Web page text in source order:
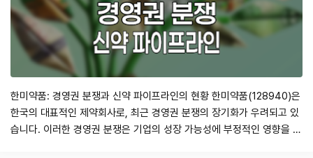
한미약품: 경영권 분쟁과 신약 파이프라인의 현황 한미약품(128940)은
한국의 대표적인 제약회사로, 최근 경영권 분쟁의 장기화가 우려되고 있
습니다. 이러한 경영권 분쟁은 기업의 성장 가능성에 부정적인 영향을 미